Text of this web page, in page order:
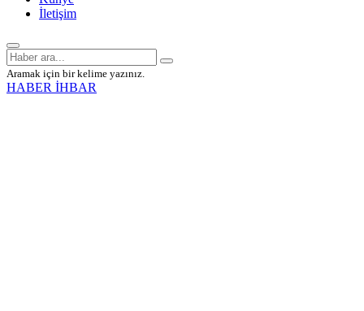
İletişim
Aramak için bir kelime yazınız.
HABER İHBAR